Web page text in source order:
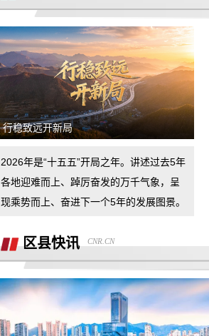
退还定金2000元
骗子上门推销熊猫净水器，专挑农村老
下手
汽车4s店诱导消费者签订汽车销售合
同，联合二手车商坑骗消费者。退诚意
小米17pro镜头起雾，官方拆机后没解决
好问题，并且不换新，我申请换新加
退还诚意金
汽车还不给退定金
买车时承诺可以三个月后提前还款并落
到了合同现在条件满足但被拒，我要求
合同执行
半年了不给退定金，要求退回定金
潍坊寿光驰峰广汽本田购车定金拒不退
行稳致远开新局
2026年是“十五五”开局之年。讲述过去5年
各地迎难而上、踔厉奋发的万千气象，呈
现乘势而上、奋进下一个5年的发展图景。
区县快讯 CNR.CN